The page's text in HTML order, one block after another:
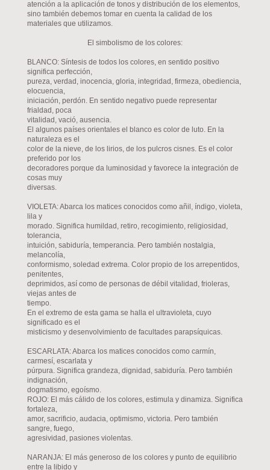
atención a la aplicación de tonos y distribución de los elementos,
sino también debemos tomar en cuenta la calidad de los
materiales que utilizamos.
El simbolismo de los colores:
BLANCO: Síntesis de todos los colores, en sentido positivo
significa perfección,
pureza, verdad, inocencia, gloria, integridad, firmeza, obediencia,
elocuencia,
iniciación, perdón. En sentido negativo puede representar
frialdad, poca
vitalidad, vació, ausencia.
El algunos países orientales el blanco es color de luto. En la
naturaleza es el
color de la nieve, de los lirios, de los pulcros cisnes. Es el color
preferido por los
decoradores porque da luminosidad y favorece la integración de
cosas muy
diversas.
VIOLETA: Abarca los matices conocidos como añil, índigo, violeta,
lila y
morado. Significa humildad, retiro, recogimiento, religiosidad,
tolerancia,
intuición, sabiduría, temperancia. Pero también nostalgia,
melancolía,
conformismo, soledad extrema. Color propio de los arrepentidos,
penitentes,
deprimidos, así como de personas de débil vitalidad, frioleras,
viejas antes de
tiempo.
En el extremo de esta gama se halla el ultravioleta, cuyo
significado es el
misticismo y desenvolvimiento de facultades parapsíquicas.
ESCARLATA: Abarca los matices conocidos como carmín,
carmesí, escarlata y
púrpura. Significa grandeza, dignidad, sabiduría. Pero también
indignación,
dogmatismo, egoísmo.
ROJO: El más cálido de los colores, estimula y dinamiza. Significa
fortaleza,
amor, sacrificio, audacia, optimismo, victoria. Pero también
sangre, fuego,
agresividad, pasiones violentas.
NARANJA: El más generoso de los colores y punto de equilibrio
entre la libido y